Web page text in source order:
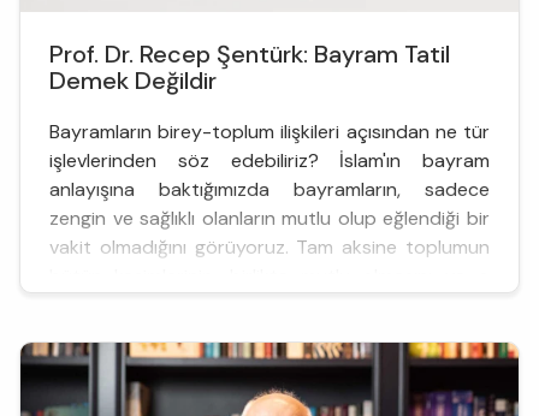
Prof. Dr. Recep Şentürk: Bayram Tatil
Demek Değildir
Bayramların birey-toplum ilişkileri açısından ne tür
işlevlerinden söz edebiliriz? İslam'ın bayram
anlayışına baktığımızda bayramların, sadece
zengin ve sağlıklı olanların mutlu olup eğlendiği bir
vakit olmadığını görüyoruz. Tam aksine toplumun